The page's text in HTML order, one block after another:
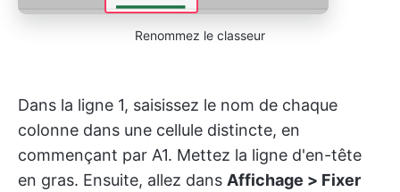
Renommez le classeur
Dans la ligne 1, saisissez le nom de chaque
colonne dans une cellule distincte, en
commençant par A1. Mettez la ligne d'en-tête
en gras. Ensuite, allez dans Affichage > Fixer